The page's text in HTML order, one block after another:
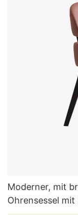
Moderner, mit
Ohrensessel mit